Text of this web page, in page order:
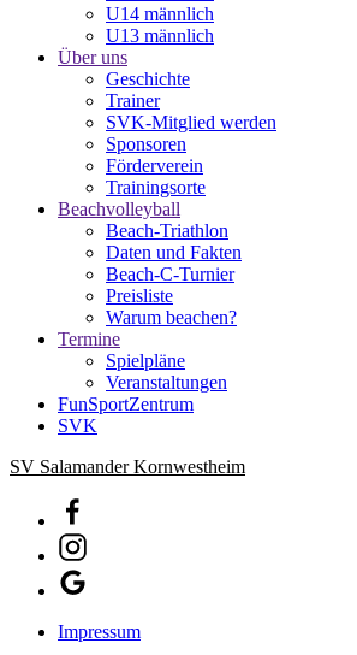
U14 männlich
U13 männlich
Über uns
Geschichte
Trainer
SVK-Mitglied werden
Sponsoren
Förderverein
Trainingsorte
Beachvolleyball
Beach-Triathlon
Daten und Fakten
Beach-C-Turnier
Preisliste
Warum beachen?
Termine
Spielpläne
Veranstaltungen
FunSportZentrum
SVK
SV Salamander Kornwestheim
Impressum